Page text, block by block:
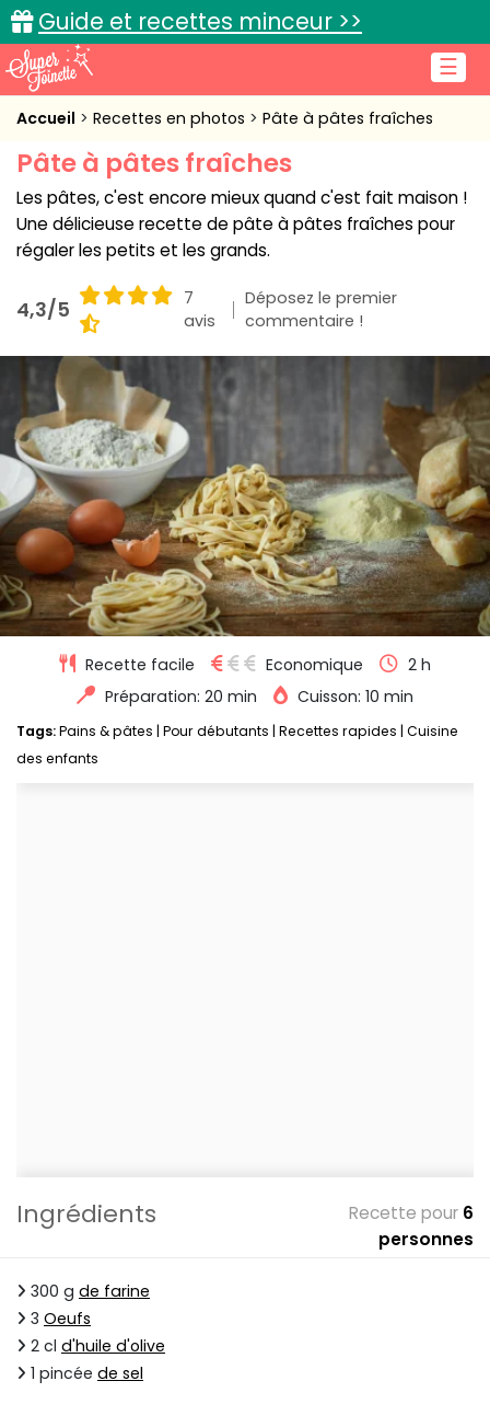
☰
Guide et recettes minceur >>
Accueil
Recettes de cuisine
Cuisine pratique
L'actu cuisine
Connexion
Accueil Recettes en photos Pâte à pâtes fraîches
Pâte à pâtes fraîches
Les pâtes, c'est encore mieux quand c'est fait maison !
Une délicieuse recette de pâte à pâtes fraîches pour
régaler les petits et les grands.
4,3/5
7
avis
Déposez le premier
commentaire !
Recette facile Economique
2 h
Préparation: 20 min
Cuisson: 10 min
Tags:Pains & pâtes Pour débutants Recettes rapides Cuisine
des enfants
Ingrédients Recette pour 6
personnes
300 g de farine
3 Oeufs
2 cl d'huile d'olive
1 pincée de sel